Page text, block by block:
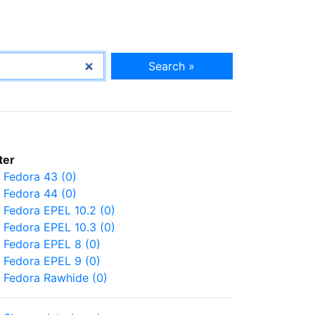
Search »
Fedora 43 (0)
Fedora 44 (0)
Fedora EPEL 10.2 (0)
Fedora EPEL 10.3 (0)
Fedora EPEL 8 (0)
Fedora EPEL 9 (0)
Fedora Rawhide (0)